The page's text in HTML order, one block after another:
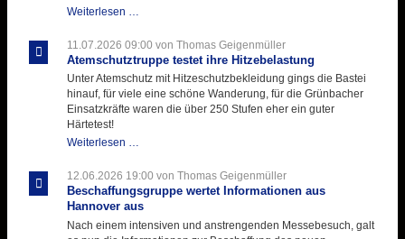
Weiterlesen …
für
der
Kirmes
mit
zukunftsweisender
11.07.2026 09:00 von Thomas Geigenmüller
Atemschutztruppe testet ihre Hitzebelastung
Unter Atemschutz mit Hitzeschutzbekleidung gings die Bastei
hinauf, für viele eine schöne Wanderung, für die Grünbacher
Einsatzkräfte waren die über 250 Stufen eher ein guter
Härtetest!
Weiterlesen …
ihre
Hitzebelastung
12.06.2026 19:00 von Thomas Geigenmüller
Beschaffungsgruppe wertet Informationen aus
Hannover aus
Nach einem intensiven und anstrengenden Messebesuch, galt